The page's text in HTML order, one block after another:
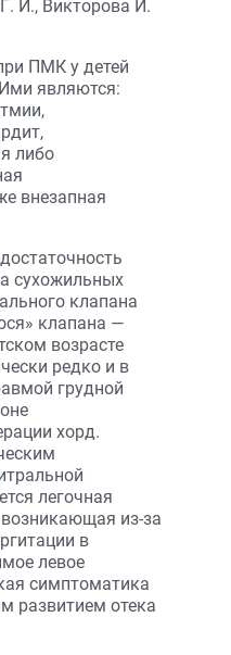
И., Викторова И.
ПМК у детей
являются:
либо
внезапная
сухожильных
клапана
клапана —
возрасте
редко и в
грудной
хорд.
легочная
возникающая из-за
в
левое
симптоматика
развитием отека